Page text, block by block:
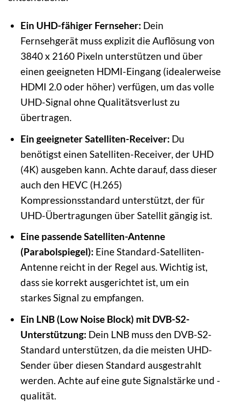
Ein UHD-fähiger Fernseher: Dein
Fernsehgerät muss explizit die Auflösung von
3840 x 2160 Pixeln unterstützen und über
einen geeigneten HDMI-Eingang (idealerweise
HDMI 2.0 oder höher) verfügen, um das volle
UHD-Signal ohne Qualitätsverlust zu
übertragen.
Ein geeigneter Satelliten-Receiver: Du
benötigst einen Satelliten-Receiver, der UHD
(4K) ausgeben kann. Achte darauf, dass dieser
auch den HEVC (H.265)
Kompressionsstandard unterstützt, der für
UHD-Übertragungen über Satellit gängig ist.
Eine passende Satelliten-Antenne
(Parabolspiegel): Eine Standard-Satelliten-
Antenne reicht in der Regel aus. Wichtig ist,
dass sie korrekt ausgerichtet ist, um ein
starkes Signal zu empfangen.
Ein LNB (Low Noise Block) mit DVB-S2-
Unterstützung: Dein LNB muss den DVB-S2-
Standard unterstützen, da die meisten UHD-
Sender über diesen Standard ausgestrahlt
werden. Achte auf eine gute Signalstärke und -
qualität.